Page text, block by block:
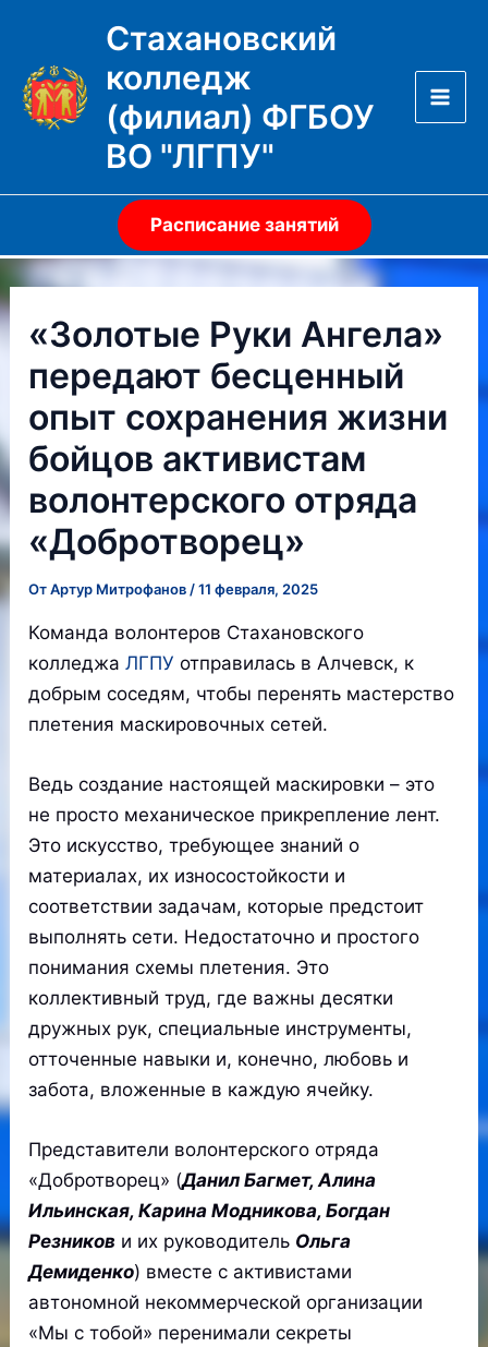
содержимому
Стахановский
колледж
(филиал) ФГБОУ
ВО "ЛГПУ"
Расписание занятий
«Золотые Руки Ангела»
передают бесценный
опыт сохранения жизни
бойцов активистам
волонтерского отряда
«Добротворец»
ОтАртур Митрофанов /11 февраля, 2025
Команда волонтеров Стахановского
колледжаЛГПУ отправилась в Алчевск, к
добрым соседям, чтобы перенять мастерство
плетения маскировочных сетей.
Ведь создание настоящей маскировки – это
не просто механическое прикрепление лент.
Это искусство, требующее знаний о
материалах, их износостойкости и
соответствии задачам, которые предстоит
выполнять сети. Недостаточно и простого
понимания схемы плетения. Это
коллективный труд, где важны десятки
дружных рук, специальные инструменты,
отточенные навыки и, конечно, любовь и
забота, вложенные в каждую ячейку.
Представители волонтерского отряда
«Добротворец» (Данил Багмет, Алина
Ильинская, Карина Модникова, Богдан
Резников и их руководитель Ольга
Демиденко) вместе с активистами
автономной некоммерческой организации
«Мы с тобой» перенимали секреты